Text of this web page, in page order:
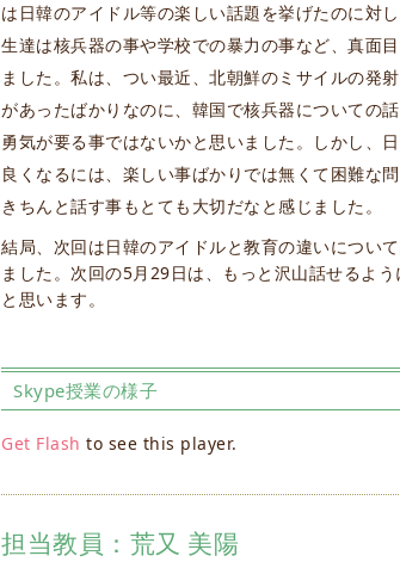
は日韓のアイドル等の楽しい話題を挙げたのに対
生達は核兵器の事や学校での暴力の事など、真面
ました。私は、つい最近、北朝鮮のミサイルの発
があったばかりなのに、韓国で核兵器についての
勇気が要る事ではないかと思いました。しかし、
良くなるには、楽しい事ばかりでは無くて困難な
きちんと話す事もとても大切だなと感じました。
結局、次回は日韓のアイドルと教育の違いについ
ました。次回の5月29日は、もっと沢山話せるよ
と思います。
Skype授業の様子
Get Flash to see this player.
担当教員：荒又 美陽